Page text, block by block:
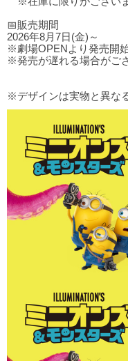
📅販売期間
2026年8月7日(金)～
※劇場OPENより発売開始
※発売が遅れる場合がご
※デザインは実物と異な